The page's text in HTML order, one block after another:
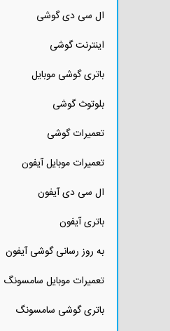
ال سی دی گوشی
اینترنت گوشی
باتری گوشی موبایل
بلوتوث گوشی
تعمیرات گوشی
تعمیرات موبایل آیفون
ال سی دی آیفون
باتری آیفون
به روز رسانی گوشی آیفون
تعمیرات موبایل سامسونگ
باتری گوشی سامسونگ